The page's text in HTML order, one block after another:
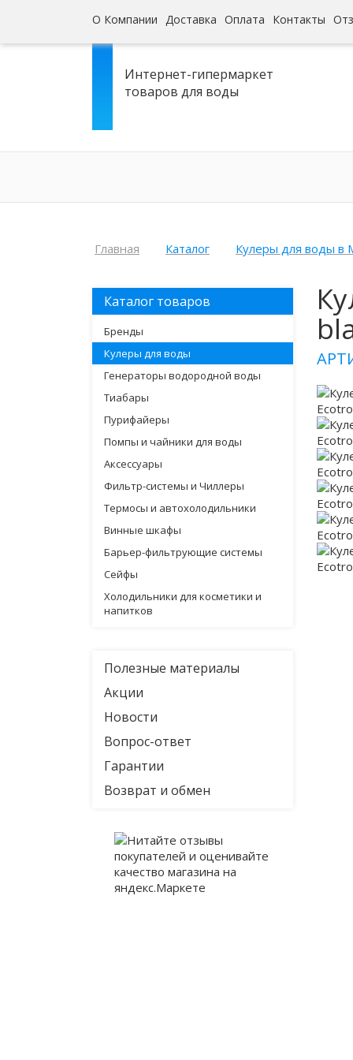
О Компании Доставка Оплата Контакты
Интернет-гипермаркет
товаров для воды
Главная Каталог Кулеры для воды в
Каталог товаров
Бренды
Кулеры для воды
Генераторы водородной воды
Тиабары
Пурифайеры
Помпы и чайники для воды
Аксессуары
Фильтр-системы и Чиллеры
Термосы и автохолодильники
Винные шкафы
Барьер-фильтрующие системы
Сейфы
Холодильники для косметики и
напитков
Полезные материалы
Акции
Новости
Вопрос-ответ
Гарантии
Возврат и обмен